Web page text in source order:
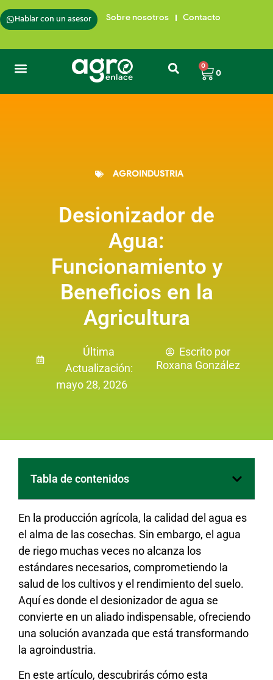
Hablar con un asesor Sobre nosotros Contacto
0
0
AGROINDUSTRIA
Desionizador de
Agua:
Funcionamiento y
Beneficios en la
Agricultura
Última
Actualización:
mayo 28, 2026
Escrito por
Roxana González
Tabla de contenidos
En la producción agrícola, la calidad del agua es
el alma de las cosechas. Sin embargo, el agua
de riego muchas veces no alcanza los
estándares necesarios, comprometiendo la
salud de los cultivos y el rendimiento del suelo.
Aquí es donde el desionizador de agua se
convierte en un aliado indispensable, ofreciendo
una solución avanzada que está transformando
la agroindustria.
En este artículo, descubrirás cómo esta